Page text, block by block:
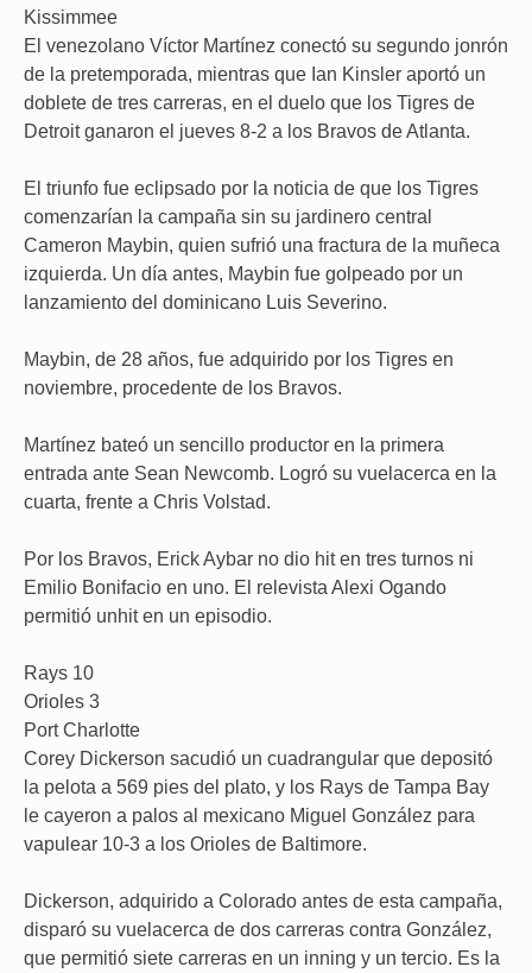
Kissimmee
El venezolano Víctor Martínez conectó su segundo jonrón
de la pretemporada, mientras que Ian Kinsler aportó un
doblete de tres carreras, en el duelo que los Tigres de
Detroit ganaron el jueves 8-2 a los Bravos de Atlanta.
El triunfo fue eclipsado por la noticia de que los Tigres
comenzarían la campaña sin su jardinero central
Cameron Maybin, quien sufrió una fractura de la muñeca
izquierda. Un día antes, Maybin fue golpeado por un
lanzamiento del dominicano Luis Severino.
Maybin, de 28 años, fue adquirido por los Tigres en
noviembre, procedente de los Bravos.
Martínez bateó un sencillo productor en la primera
entrada ante Sean Newcomb. Logró su vuelacerca en la
cuarta, frente a Chris Volstad.
Por los Bravos, Erick Aybar no dio hit en tres turnos ni
Emilio Bonifacio en uno. El relevista Alexi Ogando
permitió unhit en un episodio.
Rays 10
Orioles 3
Port Charlotte
Corey Dickerson sacudió un cuadrangular que depositó
la pelota a 569 pies del plato, y los Rays de Tampa Bay
le cayeron a palos al mexicano Miguel González para
vapulear 10-3 a los Orioles de Baltimore.
Dickerson, adquirido a Colorado antes de esta campaña,
disparó su vuelacerca de dos carreras contra González,
que permitió siete carreras en un inning y un tercio. Es la